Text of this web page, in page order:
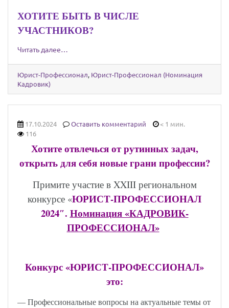
ХОТИТЕ БЫТЬ В ЧИСЛЕ
УЧАСТНИКОВ?
Читать далее…
Юрист-Профессионал Юрист-Профессионал (Номинация
Кадровик)
17.10.2024 Оставить комментарий
< 1 мин.
116
Хотите отвлечься от рутинных задач,
открыть для себя новые грани профессии?
Примите участие в XXIIIрегиональном
конкурсе «ЮРИСТ-ПРОФЕССИОНАЛ
2024″. Номинация «КАДРОВИК-
ПРОФЕССИОНАЛ»
Конкурс «ЮРИСТ-ПРОФЕССИОНАЛ»
это:
— Профессиональные вопросы на актуальные темы от